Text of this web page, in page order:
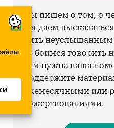
Мы пишем о том, о
мы даем
быть
не боимся
нам нужна ваша
Поддержите
ежемесячными или
пожертвованиями.